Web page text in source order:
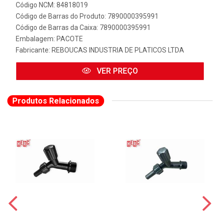
Código NCM: 84818019
Código de Barras do Produto: 7890000395991
Código de Barras da Caixa: 7890000395991
Embalagem: PACOTE
Fabricante: REBOUCAS INDUSTRIA DE PLATICOS LTDA
VER PREÇO
Produtos Relacionados